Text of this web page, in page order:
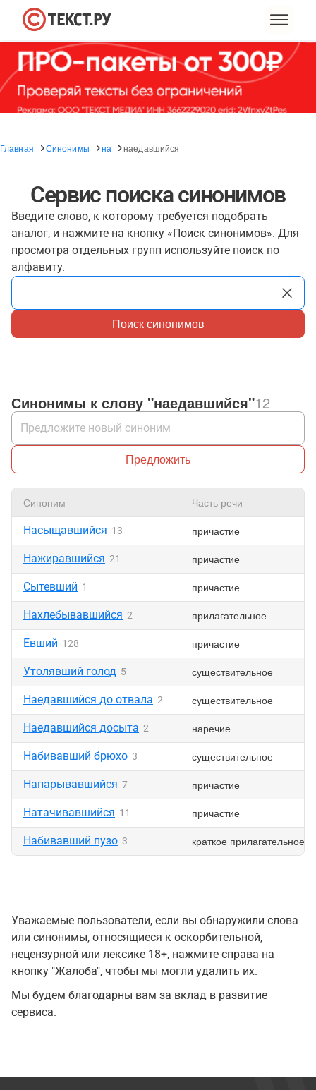
Главная Синонимы на наедавшийся
Сервис поиска синонимов
Введите слово, к которому требуется подобрать
аналог, и нажмите на кнопку «Поиск синонимов». Для
просмотра отдельных групп используйте поиск по
алфавиту.
Поиск синонимов
Синонимы к слову "наедавшийся"12
Предложить
Синоним Часть речи
Насыщавшийся 13 причастие
Нажиравшийся 21 причастие
Сытевший 1 причастие
Нахлебывавшийся 2 прилагательное
Евший 128 причастие
Утолявший голод 5 существительное
Наедавшийся до отвала 2 существительное
Наедавшийся досыта 2 наречие
Набивавший брюхо 3 существительное
Напарывавшийся 7 причастие
Натачивавшийся 11 причастие
Набивавший пузо 3 краткое прилагательное
Уважаемые пользователи, если вы обнаружили слова
или синонимы, относящиеся к оскорбительной,
нецензурной или лексике 18+, нажмите справа на
кнопку "Жалоба", чтобы мы могли удалить их.
Мы будем благодарны вам за вклад в развитие
сервиса.